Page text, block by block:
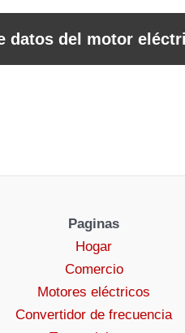
datos del motor
Paginas
Hogar
Comercio
Motores eléctricos
Convertidor de frecuencia